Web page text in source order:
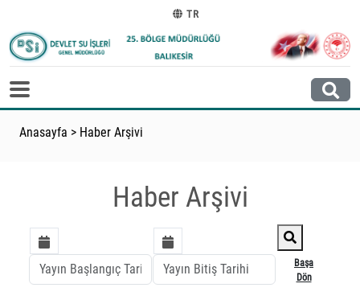
TR
Anasayfa > Haber Arşivi
Haber Arşivi
Başa
Dön